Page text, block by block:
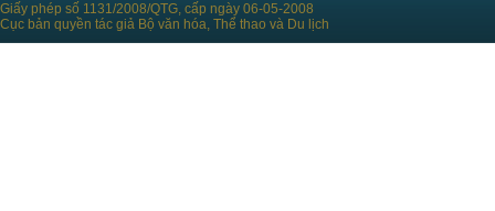
Giấy phép số 1131/2008/QTG, cấp ngày 06-05-2008
Cục bản quyền tác giả Bộ văn hóa, Thể thao và Du lịch